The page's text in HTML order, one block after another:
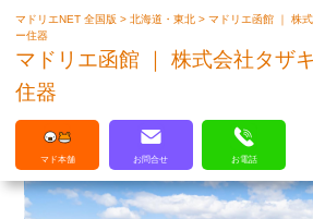
マドリエはLIXILの厳しい基準を
マドリエNET 全国版>北海道・東北>マドリエ函館 ｜ 株
ー住器
マドリエ函館 ｜ 株式会社タザ
住器
マド本舗 お問合せ お電話